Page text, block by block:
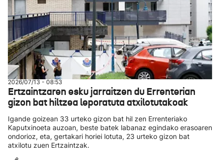
2026/07/13 - 08:53
Ertzaintzaren esku jarraitzen du Errenterian
gizon bat hiltzea leporatuta atxilotutakoak
Igande goizean 33 urteko gizon bat hil zen Errenteriako
Kaputxinoeta auzoan, beste batek labanaz egindako erasoaren
ondorioz, eta, gertakari horiei lotuta, 23 urteko gizon bat
atxilotu zuen Ertzaintzak.